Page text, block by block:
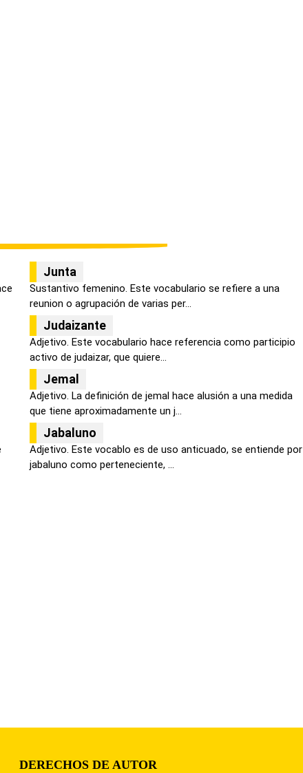
Junta
Sustantivo femenino. Este vocabulario se refiere a una
reunion o agrupación de varias per...
Judaizante
Adjetivo. Este vocabulario hace referencia como participio
activo de judaizar, que quiere...
Jemal
Adjetivo. La definición de jemal hace alusión a una medida
que tiene aproximadamente un j...
Jabaluno
Adjetivo. Este vocablo es de uso anticuado, se entiende por
jabaluno como perteneciente, ...
DERECHOS DE AUTOR